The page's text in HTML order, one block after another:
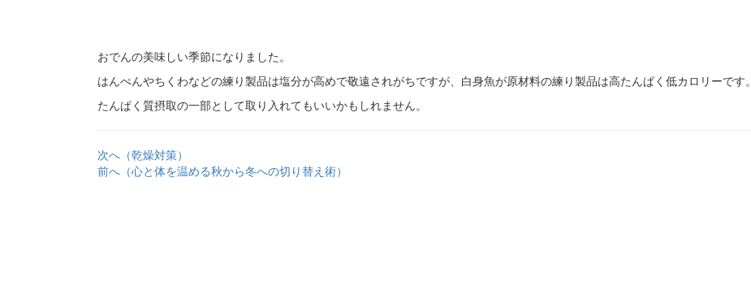
おでんの美味しい季節になりました。
はんぺんやちくわなどの練り製品は塩分が高めで敬遠されがちですが、白身魚が原材料の練り製品は高たんぱく低カロリーです。
たんぱく質摂取の一部として取り入れてもいいかもしれません。
次へ（乾燥対策）
前へ（心と体を温める秋から冬への切り替え術）